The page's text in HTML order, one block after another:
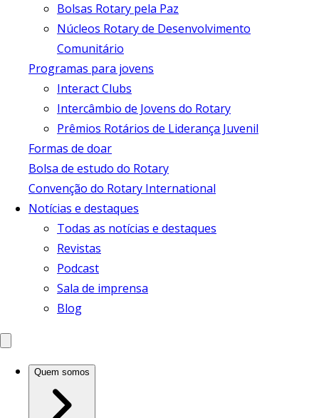
Bolsas Rotary pela Paz
Núcleos Rotary de Desenvolvimento
Comunitário
Programas para jovens
Interact Clubs
Intercâmbio de Jovens do Rotary
Prêmios Rotários de Liderança Juvenil
Formas de doar
Bolsa de estudo do Rotary
Convenção do Rotary International
Notícias e destaques
Todas as notícias e destaques
Revistas
Podcast
Sala de imprensa
Blog
Quem somos